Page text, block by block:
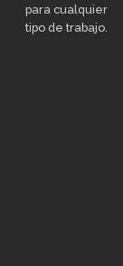
para cualquier
tipo de trabajo.